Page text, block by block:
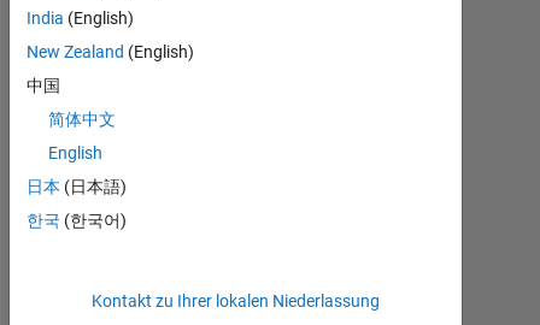
Thankful Level 1
Revival Level 1
India (English)
New Zealand (English)
中国
简体中文
English
日本 (日本語)
한국 (한국어)
Kontakt zu Ihrer lokalen Niederlassung